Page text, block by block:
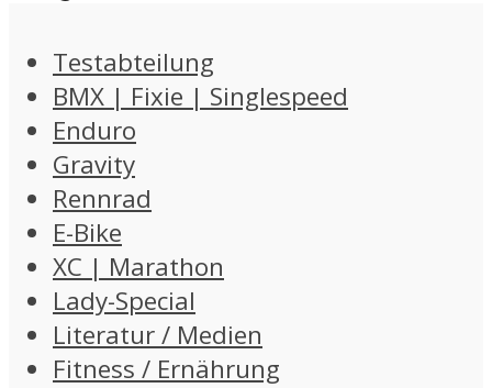
Testabteilung
BMX | Fixie | Singlespeed
Enduro
Gravity
Rennrad
E-Bike
XC | Marathon
Lady-Special
Literatur / Medien
Fitness / Ernährung